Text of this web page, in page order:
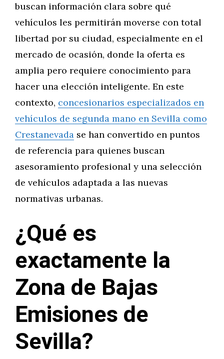
buscan información clara sobre qué
vehículos les permitirán moverse con total
libertad por su ciudad, especialmente en el
mercado de ocasión, donde la oferta es
amplia pero requiere conocimiento para
hacer una elección inteligente. En este
contexto, concesionarios especializados en
vehículos de segunda mano en Sevilla como
Crestanevada se han convertido en puntos
de referencia para quienes buscan
asesoramiento profesional y una selección
de vehículos adaptada a las nuevas
normativas urbanas.
¿Qué es
exactamente la
Zona de Bajas
Emisiones de
Sevilla?